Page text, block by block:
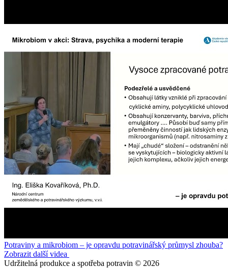
Potraviny a mikrobiom – je opravdu potravinářský průmysl zhouba?
Zobrazit další videa
Udržitelná produkce a spotřeba potravin © 2026